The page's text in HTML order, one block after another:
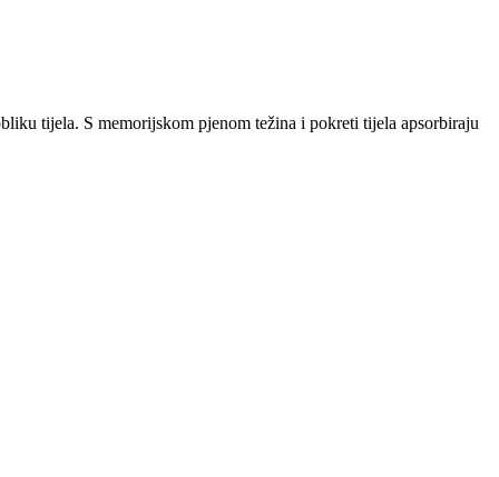
tijela. S memorijskom pjenom težina i pokreti tijela apsorbiraju